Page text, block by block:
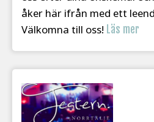
åker här ifrån med ett
Välkomna till oss! Läs mer